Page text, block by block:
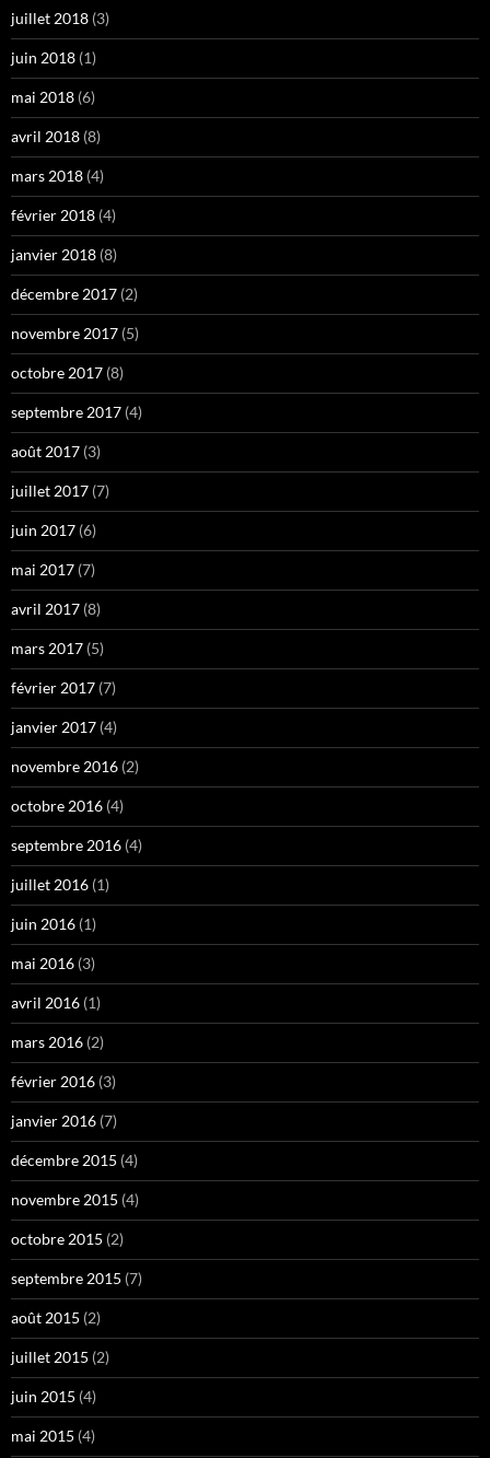
juillet 2018 (3)
juin 2018 (1)
mai 2018 (6)
avril 2018 (8)
mars 2018 (4)
février 2018 (4)
janvier 2018 (8)
décembre 2017 (2)
novembre 2017 (5)
octobre 2017 (8)
septembre 2017 (4)
août 2017 (3)
juillet 2017 (7)
juin 2017 (6)
mai 2017 (7)
avril 2017 (8)
mars 2017 (5)
février 2017 (7)
janvier 2017 (4)
novembre 2016 (2)
octobre 2016 (4)
septembre 2016 (4)
juillet 2016 (1)
juin 2016 (1)
mai 2016 (3)
avril 2016 (1)
mars 2016 (2)
février 2016 (3)
janvier 2016 (7)
décembre 2015 (4)
novembre 2015 (4)
octobre 2015 (2)
septembre 2015 (7)
août 2015 (2)
juillet 2015 (2)
juin 2015 (4)
mai 2015 (4)